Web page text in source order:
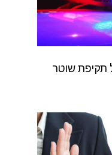
תקיפת שוטר